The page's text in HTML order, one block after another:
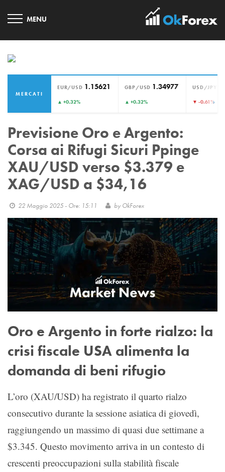
MERCATI
EUR/USD 1.15621
▲ +0.32%
GBP/USD 1.34977
▲ +0.32%
USD/JPY
▼ -0.61%›
Previsione Oro e Argento:
Corsa ai Rifugi Sicuri Ppinge
XAU/USD verso $3.379 e
XAG/USD a $34,16
22 Maggio 2025 - Ore: 15:11 by OkForex
Oro e Argento in forte rialzo: la
crisi fiscale USA alimenta la
domanda di beni rifugio
L’oro (XAU/USD) ha registrato il quarto rialzo
consecutivo durante la sessione asiatica di giovedì,
raggiungendo un massimo di quasi due settimane a
$3.345. Questo movimento arriva in un contesto di
crescenti preoccupazioni sulla stabilità fiscale